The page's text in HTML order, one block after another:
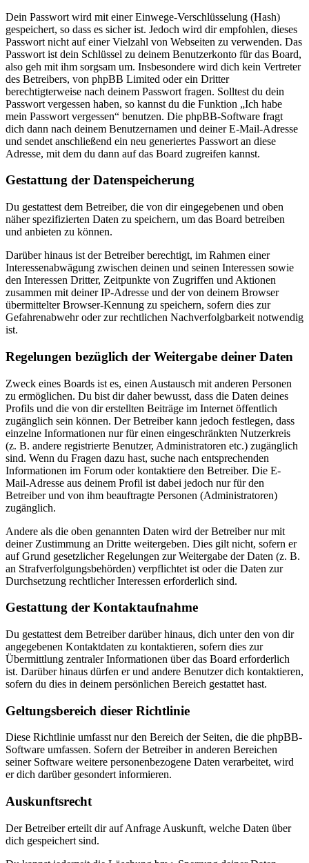
Dein Passwort wird mit einer Einwege-Verschlüsselung (Hash)
gespeichert, so dass es sicher ist. Jedoch wird dir empfohlen, dieses
Passwort nicht auf einer Vielzahl von Webseiten zu verwenden. Das
Passwort ist dein Schlüssel zu deinem Benutzerkonto für das Board,
also geh mit ihm sorgsam um. Insbesondere wird dich kein Vertreter
des Betreibers, von phpBB Limited oder ein Dritter
berechtigterweise nach deinem Passwort fragen. Solltest du dein
Passwort vergessen haben, so kannst du die Funktion „Ich habe
mein Passwort vergessen“ benutzen. Die phpBB-Software fragt
dich dann nach deinem Benutzernamen und deiner E-Mail-Adresse
und sendet anschließend ein neu generiertes Passwort an diese
Adresse, mit dem du dann auf das Board zugreifen kannst.
Gestattung der Datenspeicherung
Du gestattest dem Betreiber, die von dir eingegebenen und oben
näher spezifizierten Daten zu speichern, um das Board betreiben
und anbieten zu können.
Darüber hinaus ist der Betreiber berechtigt, im Rahmen einer
Interessenabwägung zwischen deinen und seinen Interessen sowie
den Interessen Dritter, Zeitpunkte von Zugriffen und Aktionen
zusammen mit deiner IP-Adresse und der von deinem Browser
übermittelter Browser-Kennung zu speichern, sofern dies zur
Gefahrenabwehr oder zur rechtlichen Nachverfolgbarkeit notwendig
ist.
Regelungen bezüglich der Weitergabe deiner Daten
Zweck eines Boards ist es, einen Austausch mit anderen Personen
zu ermöglichen. Du bist dir daher bewusst, dass die Daten deines
Profils und die von dir erstellten Beiträge im Internet öffentlich
zugänglich sein können. Der Betreiber kann jedoch festlegen, dass
einzelne Informationen nur für einen eingeschränkten Nutzerkreis
(z. B. andere registrierte Benutzer, Administratoren etc.) zugänglich
sind. Wenn du Fragen dazu hast, suche nach entsprechenden
Informationen im Forum oder kontaktiere den Betreiber. Die E-
Mail-Adresse aus deinem Profil ist dabei jedoch nur für den
Betreiber und von ihm beauftragte Personen (Administratoren)
zugänglich.
Andere als die oben genannten Daten wird der Betreiber nur mit
deiner Zustimmung an Dritte weitergeben. Dies gilt nicht, sofern er
auf Grund gesetzlicher Regelungen zur Weitergabe der Daten (z. B.
an Strafverfolgungsbehörden) verpflichtet ist oder die Daten zur
Durchsetzung rechtlicher Interessen erforderlich sind.
Gestattung der Kontaktaufnahme
Du gestattest dem Betreiber darüber hinaus, dich unter den von dir
angegebenen Kontaktdaten zu kontaktieren, sofern dies zur
Übermittlung zentraler Informationen über das Board erforderlich
ist. Darüber hinaus dürfen er und andere Benutzer dich kontaktieren,
sofern du dies in deinem persönlichen Bereich gestattet hast.
Geltungsbereich dieser Richtlinie
Diese Richtlinie umfasst nur den Bereich der Seiten, die die phpBB-
Software umfassen. Sofern der Betreiber in anderen Bereichen
seiner Software weitere personenbezogene Daten verarbeitet, wird
er dich darüber gesondert informieren.
Auskunftsrecht
Der Betreiber erteilt dir auf Anfrage Auskunft, welche Daten über
dich gespeichert sind.